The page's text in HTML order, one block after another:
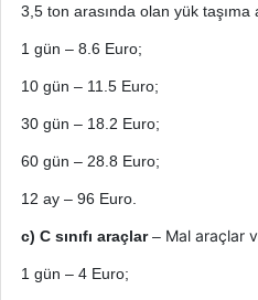
3,5 ton arasında olan yük taşıma
1 gün – 8.6 Euro;
10 gün – 11.5 Euro;
30 gün – 18.2 Euro;
60 gün – 28.8 Euro;
12 ay – 96 Euro.
c) C sınıfı araçlar– Mal araçlar
1 gün – 4 Euro;